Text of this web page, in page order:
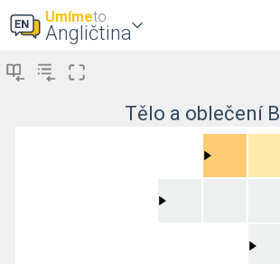
Umímeto
Angličtina
Tělo a oblečení B